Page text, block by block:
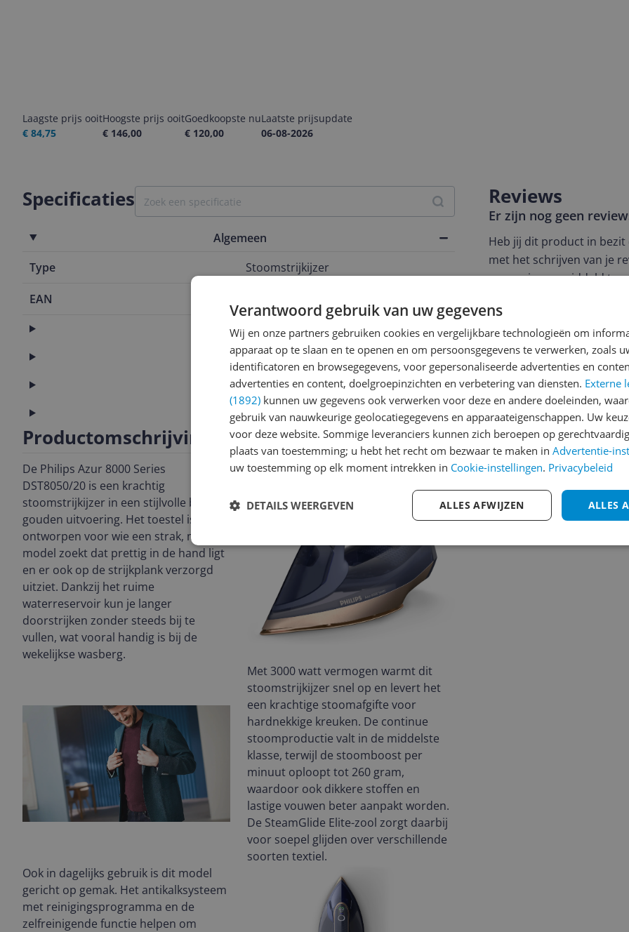
Laagste prijs ooit
€ 84,75
Hoogste prijs ooit
€ 146,00
Goedkoopste nu
€ 120,00
Laatste prijsupdate
06-08-2026
Specificaties
Algemeen
Type
Stoomstrijkijzer
EAN
Capaciteit
Functies
Onderhoud
Technisch
Productomschrijving
De Philips Azur 8000 Series
DST8050/20 is een krachtig
stoomstrijkijzer in een stijlvolle blauw-
gouden uitvoering. Het toestel is
ontworpen voor wie een strak, modern
model zoekt dat prettig in de hand ligt
en er ook op de strijkplank verzorgd
uitziet. Dankzij het ruime
waterreservoir kun je langer
doorstrijken zonder steeds bij te
vullen, wat vooral handig is bij de
wekelijkse wasberg.
Met 3000 watt vermogen warmt dit
stoomstrijkijzer snel op en levert het
een krachtige stoomafgifte voor
hardnekkige kreuken. De continue
stoomproductie valt in de middelste
klasse, terwijl de stoomboost per
minuut oploopt tot 260 gram,
waardoor ook dikkere stoffen en
lastige vouwen beter aanpakt worden.
De SteamGlide Elite-zool zorgt daarbij
voor soepel glijden over verschillende
soorten textiel.
Ook in dagelijks gebruik is dit model
gericht op gemak. Het antikalksysteem
met reinigingsprogramma en de
zelfreinigende functie helpen om
Reviews
Er zijn nog geen
Heb jij dit product in bezit
met het schrijven van je
een review gemiddeld
andere bezoekers een
€250,-!
Cijfer
Welk cijfer geef jij dit
3
2
1
Verantwoord gebruik van uw gegevens
Wij en onze partners gebruiken cookies en vergelijkbare technologieën om
apparaat op te slaan en te openen en om persoonsgegevens te verwerken, zoals
identificatoren en browsegegevens, voor gepersonaliseerde advertenties en
advertenties en content, doelgroepinzichten en verbetering van diensten. Externe
(1892) kunnen uw gegevens ook verwerken voor deze en andere doeleinden,
gebruik van nauwkeurige geolocatiegegevens en apparaateigenschappen. Uw
voor deze website. Sommige leveranciers kunnen zich beroepen op
plaats van toestemming; u hebt het recht om bezwaar te maken in Advertentie-
uw toestemming op elk moment intrekken in Cookie-instellingen. Privacybeleid
ALLES
ALLES AFWIJZEN
DETAILS WEERGEVEN